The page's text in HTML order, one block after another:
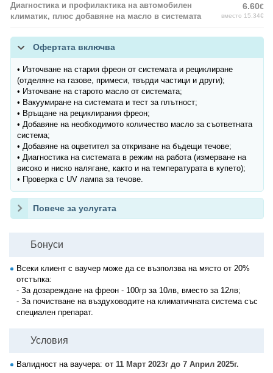
Диагностика и профилактика на автомобилен
климатик, плюс добавяне на масло в системата
6.60€
вместо 15.34€
Офертата включва
• Източване на стария фреон от системата и рециклиране
(отделяне на газове, примеси, твърди частици и други);
• Източване на старото масло от системата;
• Вакуумиране на системата и тест за плътност;
• Връщане на рециклирания фреон;
• Добавяне на необходимото количество масло за съответната
система;
• Добавяне на оцветител за откриване на бъдещи течове;
• Диагностика на системата в режим на работа (измерване на
високо и ниско налягане, както и на температурата в купето);
• Проверка с UV лампа за течове.
Повече за услугата
Бонуси
Всеки клиент с ваучер може да се възползва на място от 20%
отстъпка:
- За дозареждане на фреон - 100гр за 10лв, вместо за 12лв;
- За почистване на въздуховодите на климатичната система със
специален препарат.
Условия
Валидност на ваучера: от 11 Март 2023г до 7 Април 2025г.